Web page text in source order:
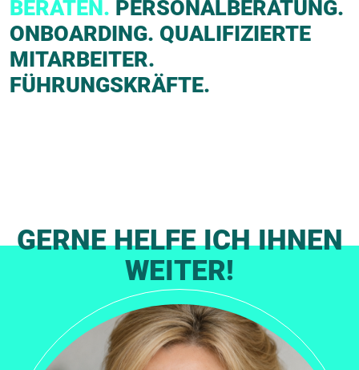
BERATEN. PERSONALBERATUNG.
ONBOARDING. QUALIFIZIERTE
MITARBEITER.
FÜHRUNGSKRÄFTE.
GERNE HELFE ICH IHNEN
WEITER!